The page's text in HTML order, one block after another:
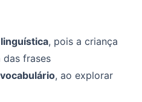
, pois a criança
das frases
, ao explorar